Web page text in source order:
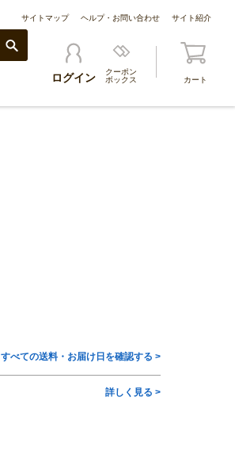
サイトマップ ヘルプ・お問い合わせ サイト紹介
ログイン
クーポン
ボックス
カート
すべての送料・お届け日を確認する >
詳しく見る >